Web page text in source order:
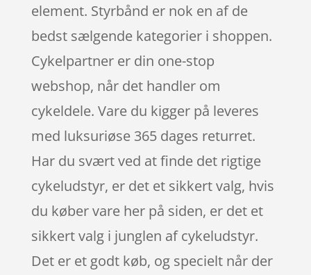
element. Styrbånd er nok en af de
bedst sælgende kategorier i shoppen.
Cykelpartner er din one-stop
webshop, når det handler om
cykeldele. Vare du kigger på leveres
med luksuriøse 365 dages returret.
Har du svært ved at finde det rigtige
cykeludstyr, er det et sikkert valg, hvis
du køber vare her på siden, er det et
sikkert valg i junglen af cykeludstyr.
Det er et godt køb, og specielt når der